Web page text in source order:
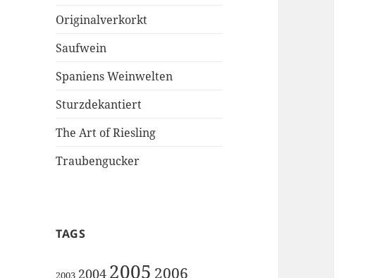
Originalverkorkt
Saufwein
Spaniens Weinwelten
Sturzdekantiert
The Art of Riesling
Traubengucker
TAGS
2003 2004 2005 2006